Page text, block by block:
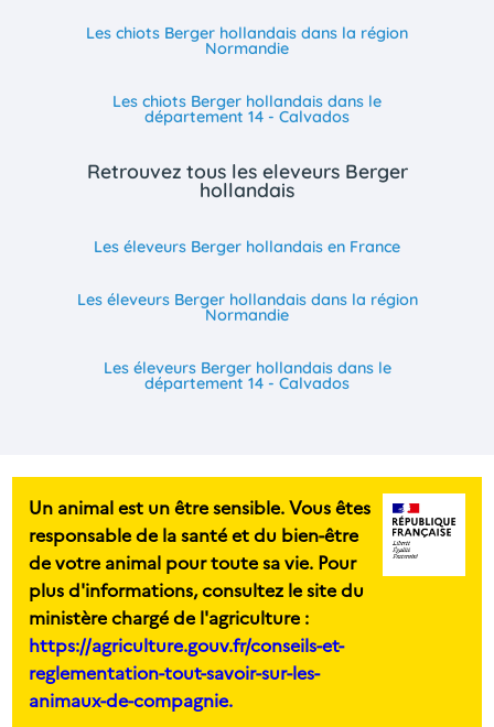
Les chiots Berger hollandais dans la région
Normandie
Les chiots Berger hollandais dans le
département 14 - Calvados
Retrouvez tous les eleveurs Berger
hollandais
Les éleveurs Berger hollandais en France
Les éleveurs Berger hollandais dans la région
Normandie
Les éleveurs Berger hollandais dans le
département 14 - Calvados
Un animal est un être sensible. Vous êtes
responsable de la santé et du bien-être
de votre animal pour toute sa vie. Pour
plus d'informations, consultez le site du
ministère chargé de l'agriculture :
https://agriculture.gouv.fr/conseils-et-
reglementation-tout-savoir-sur-les-
animaux-de-compagnie.